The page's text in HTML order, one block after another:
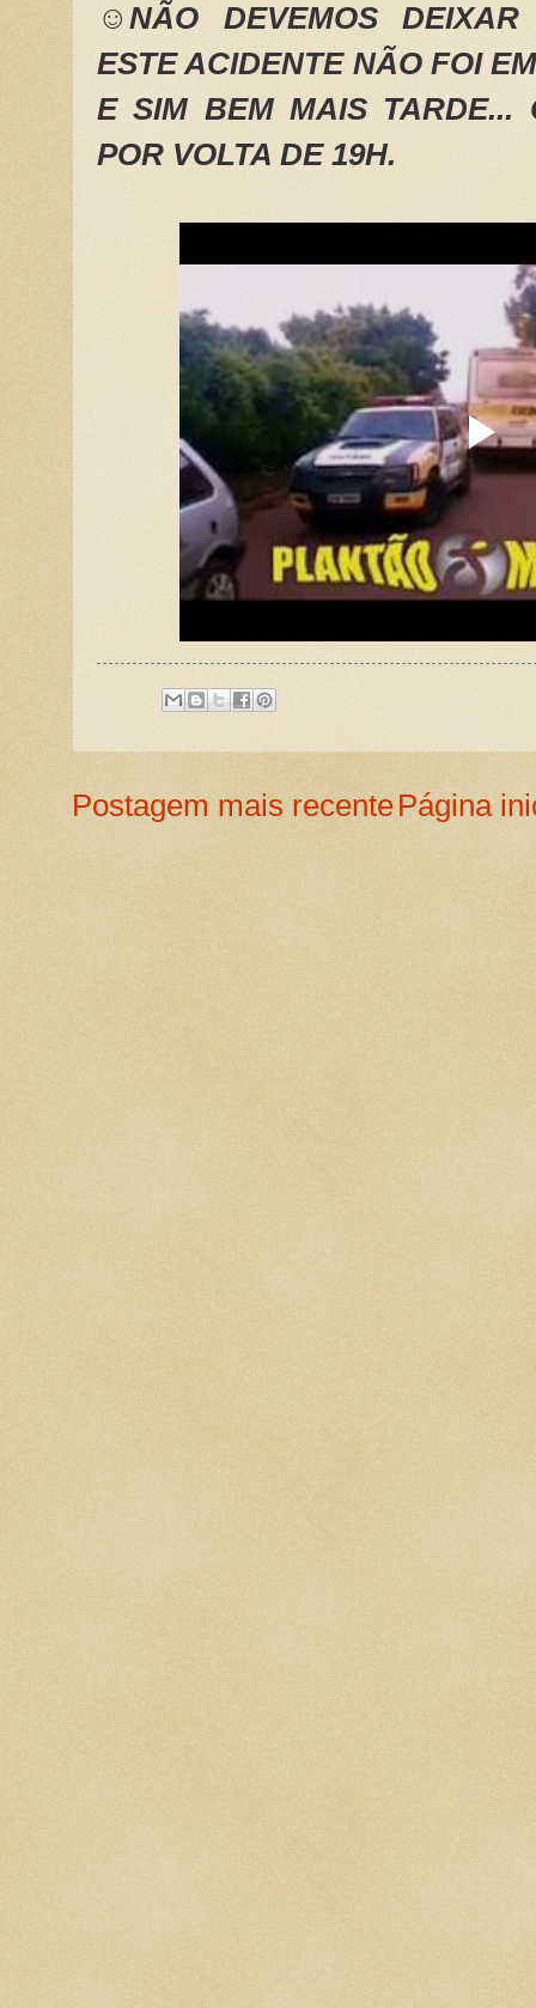
☺NÃO DEVEMOS
ESTE ACIDENTE NÃO FOI
E SIM BEM MAIS TARDE...
POR VOLTA DE 19H.
Postagem mais recentePágina